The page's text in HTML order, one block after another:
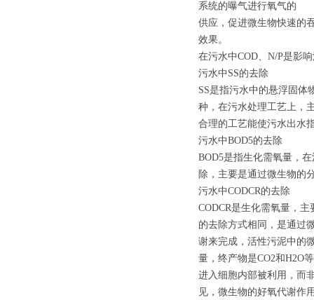
系统的曝气进行氧气的
供应，促进微生物快速的
效果。
在污水中COD、N/P是影
污水中SS的去除
SS是指污水中的悬浮固体
种，在污水处理工艺上，
合理的工艺能使污水出水
污水中BOD5的去除
BOD5是指生化需氧量，
除，主要是通过微生物的
污水中CODCR的去除
CODCR是生化需氧量，
的去除方式相同，是通过
谢来完成，活性污泥中的
量，终产物是CO2和H2O
进入细胞内部被利用，而
见，微生物的好氧代谢作